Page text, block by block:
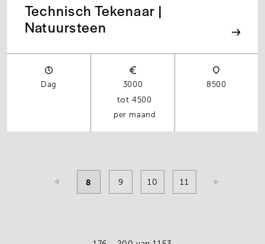
Technisch Tekenaar |
Natuursteen
Dag
3000
4500
per maand
8500
Pagination Current
8 Pagina
9 Pagina
10 Pagina
11